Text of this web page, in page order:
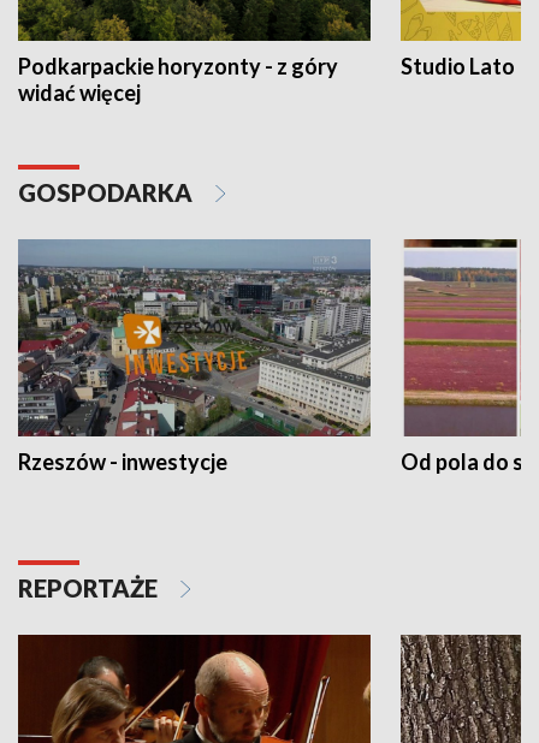
Podkarpackie horyzonty - z góry
widać więcej
Studio Lato
GOSPODARKA
Rzeszów - inwestycje Od pola do
REPORTAŻE